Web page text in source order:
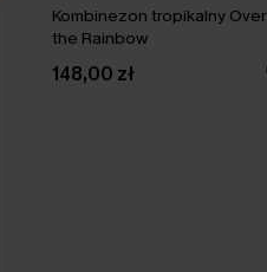
Kombinezon tropikalny Over
the Rainbow
148,00 zł